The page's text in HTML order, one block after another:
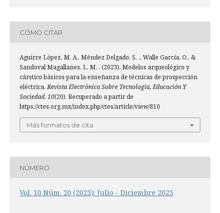
CÓMO CITAR
Aguirre López, M. A., Méndez Delgado, S. ., Walle García, O., &
Sandoval Magallanes, L. M. . (2023). Modelos arqueológico y
cárstico básicos para la enseñanza de técnicas de prospección
eléctrica.Revista Electrónica Sobre Tecnología, Educación Y
Sociedad, 10(20). Recuperado a partir de
https://ctes.org.mx/index.php/ctes/article/view/810
Más formatos de cita
NÚMERO
Vol. 10 Núm. 20 (2023): Julio - Diciembre 2023